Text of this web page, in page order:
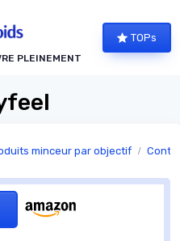
PLEINEMENT
TOPs
minceur par objectif